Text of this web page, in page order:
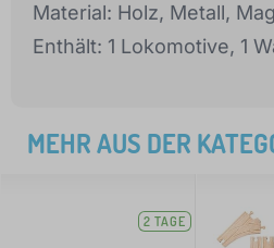
Material: Holz, Metall,
Enthält: 1 Lokomotive, 1
MEHR AUS DER
2 TAGE